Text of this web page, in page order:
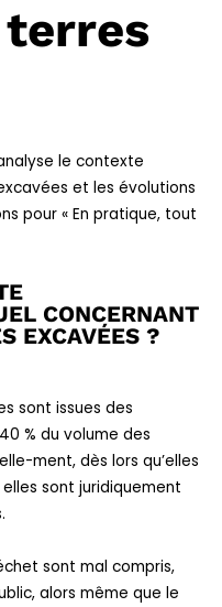
le contexte
et les évolutions
pour « En pratique, tout
CONCERNANT
EXCAVÉES ?
sont issues des
% du volume des
ment, dès lors qu’elles
sont juridiquement
sont mal compris,
alors même que le